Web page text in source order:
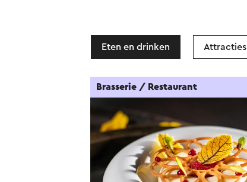
Eten en drinken Attracties
Brasserie / Restaurant